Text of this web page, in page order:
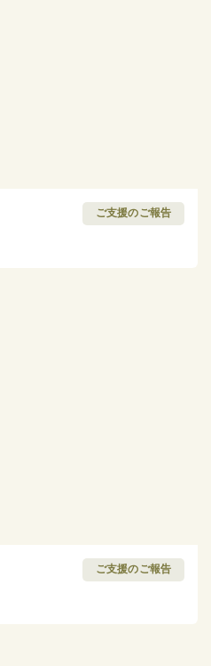
ご支援のご報告
ご支援のご報告